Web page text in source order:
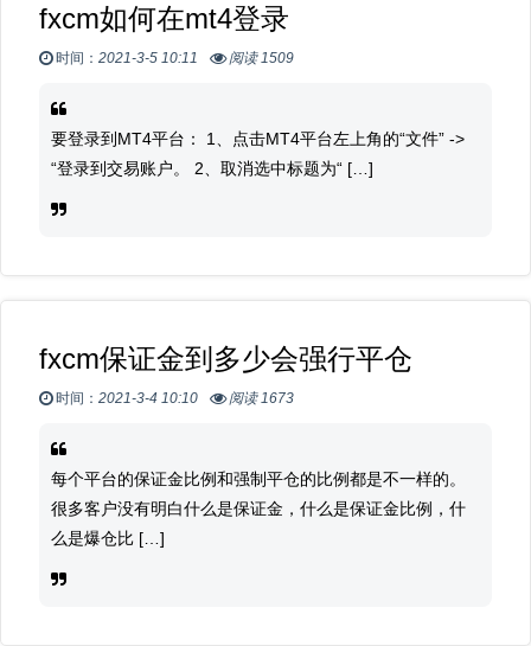
fxcm如何在mt4登录
时间： 2021-3-5 10:11 阅读 1509
要登录到MT4平台： 1、点击MT4平台左上角的“文件” ->
“登录到交易账户。 2、取消选中标题为“ […]
fxcm保证金到多少会强行平仓
时间： 2021-3-4 10:10 阅读 1673
每个平台的保证金比例和强制平仓的比例都是不一样的。
很多客户没有明白什么是保证金，什么是保证金比例，什
么是爆仓比 […]